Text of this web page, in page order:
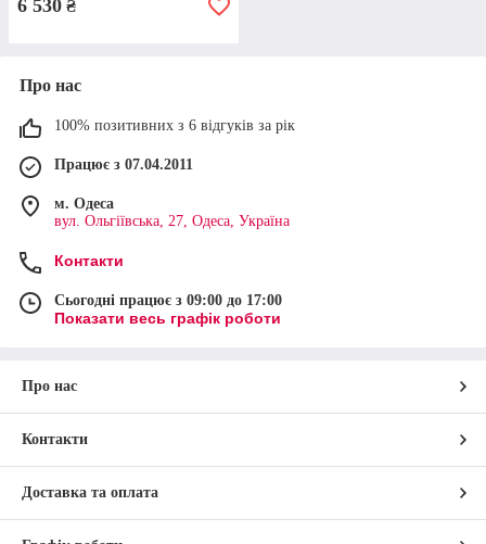
оптимальне обладнання. Якщо виникнуть
Додайте товари, що сподобалися в кошик. Також
реквізитами.
6 530 ₴
Про нас
100% позитивних з 6 відгуків за рік
Працює з 07.04.2011
м. Одеса
вул. Ольгіївська, 27, Одеса, Україна
Контакти
Сьогодні працює з 09:00 до 17:00
Показати весь графік роботи
Про нас
Контакти
Доставка та оплата